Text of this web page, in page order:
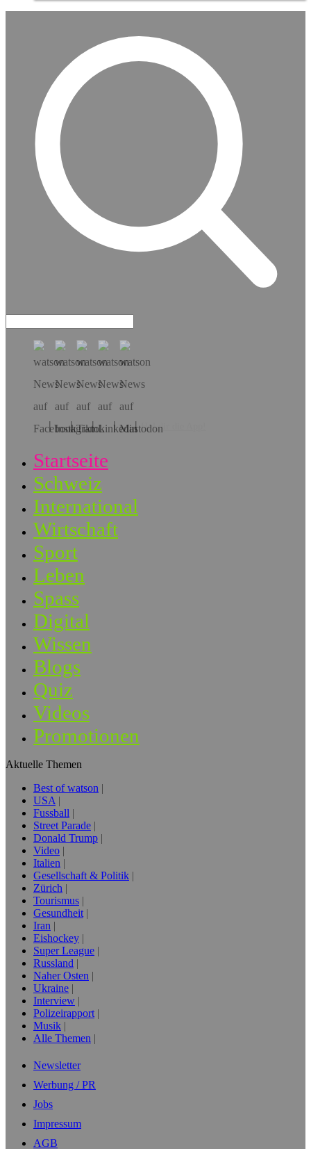
Hol dir die App!
Startseite
Schweiz
International
Wirtschaft
Sport
Leben
Spass
Digital
Wissen
Blogs
Quiz
Videos
Promotionen
Aktuelle Themen
Best of watson
USA
Fussball
Street Parade
Donald Trump
Video
Italien
Gesellschaft & Politik
Zürich
Tourismus
Gesundheit
Iran
Eishockey
Super League
Russland
Naher Osten
Ukraine
Interview
Polizeirapport
Musik
Alle Themen
Newsletter
Werbung / PR
Jobs
Impressum
AGB